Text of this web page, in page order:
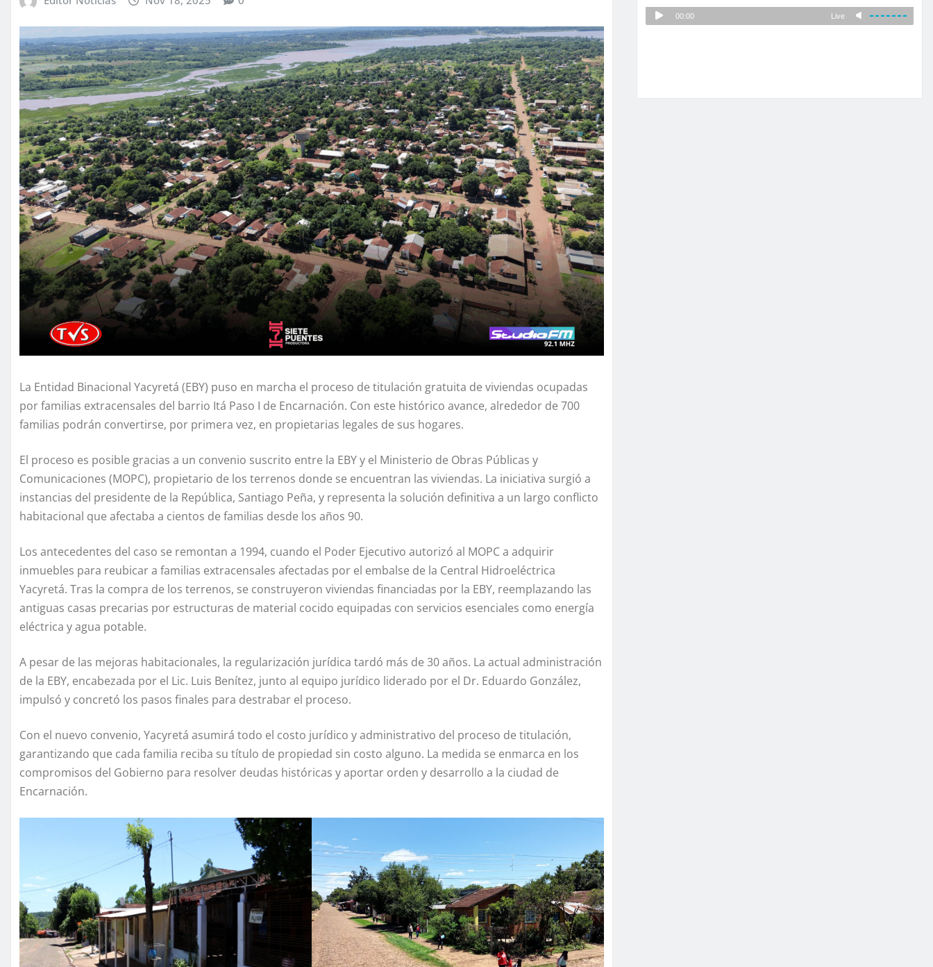
La Entidad Binacional Yacyretá (EBY) puso en marcha el proceso de titulación gratuita de viviendas ocupadas
por familias extracensales del barrio Itá Paso I de Encarnación. Con este histórico avance, alrededor de 700
familias podrán convertirse, por primera vez, en propietarias legales de sus hogares.
El proceso es posible gracias a un convenio suscrito entre la EBY y el Ministerio de Obras Públicas y
Comunicaciones (MOPC), propietario de los terrenos donde se encuentran las viviendas. La iniciativa surgió a
instancias del presidente de la República, Santiago Peña, y representa la solución definitiva a un largo conflicto
habitacional que afectaba a cientos de familias desde los años 90.
Los antecedentes del caso se remontan a 1994, cuando el Poder Ejecutivo autorizó al MOPC a adquirir
inmuebles para reubicar a familias extracensales afectadas por el embalse de la Central Hidroeléctrica
Yacyretá. Tras la compra de los terrenos, se construyeron viviendas financiadas por la EBY, reemplazando las
antiguas casas precarias por estructuras de material cocido equipadas con servicios esenciales como energía
eléctrica y agua potable.
A pesar de las mejoras habitacionales, la regularización jurídica tardó más de 30 años. La actual administración
de la EBY, encabezada por el Lic. Luis Benítez, junto al equipo jurídico liderado por el Dr. Eduardo González,
impulsó y concretó los pasos finales para destrabar el proceso.
Con el nuevo convenio, Yacyretá asumirá todo el costo jurídico y administrativo del proceso de titulación,
garantizando que cada familia reciba su título de propiedad sin costo alguno. La medida se enmarca en los
compromisos del Gobierno para resolver deudas históricas y aportar orden y desarrollo a la ciudad de
Encarnación.